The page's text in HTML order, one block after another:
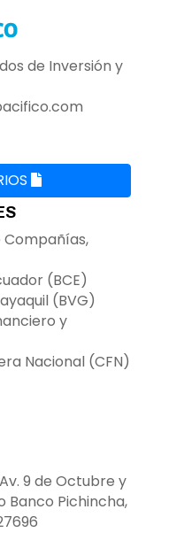
de Inversión y
(BCE)
(BVG)
y
Nacional (CFN)
9 de Octubre y
Banco Pichincha,